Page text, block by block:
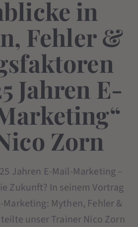
in
Fehler &
Jahren E-
Zorn
Jahren E-Mail-Marketing –
Zukunft? In seinem Vortrag
Marketing: Mythen, Fehler &
unser Trainer Nico Zorn